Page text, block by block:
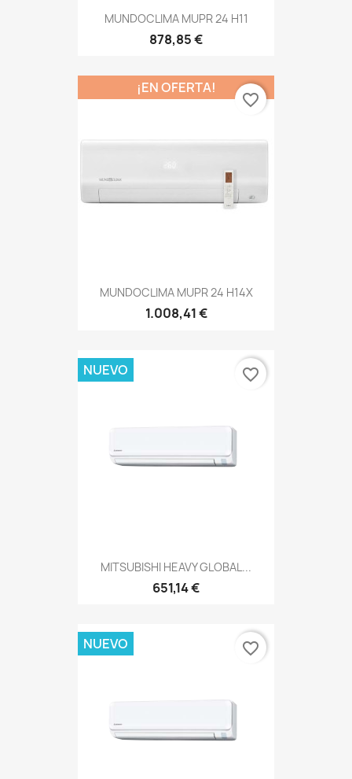
MUNDOCLIMA MUPR 24 H11
878,85 €
MUNDOCLIMA MUPR 24 H14X
1.008,41 €
¡EN OFERTA!
favorite_border
MITSUBISHI HEAVY GLOBAL...
651,14 €
NUEVO favorite_border
NUEVO favorite_border